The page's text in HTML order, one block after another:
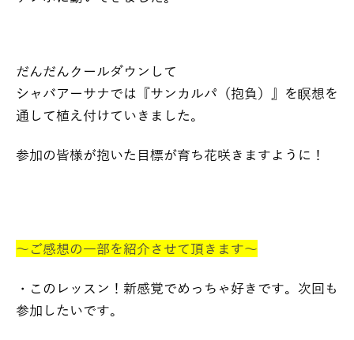
だんだんクールダウンして
シャバアーサナでは『サンカルパ（抱負）』を瞑想を
通して植え付けていきました。
参加の皆様が抱いた目標が育ち花咲きますように！
～ご感想の一部を紹介させて頂きます～
・このレッスン！新感覚でめっちゃ好きです。次回も
参加したいです。